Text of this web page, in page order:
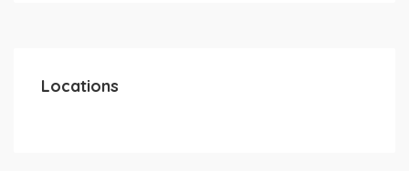
Locations